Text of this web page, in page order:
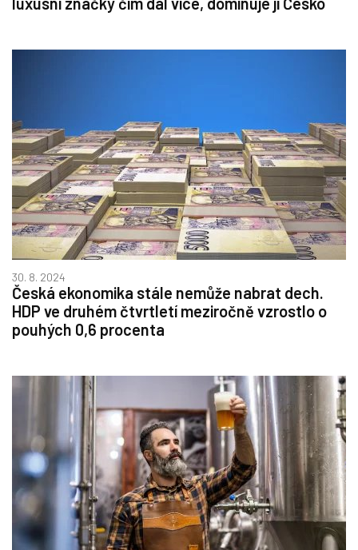
30. 8. 2024
Česká ekonomika stále nemůže nabrat dech.
HDP ve druhém čtvrtletí meziročně vzrostlo o
pouhých 0,6 procenta